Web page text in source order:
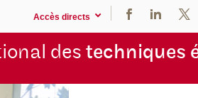
Accès directs
des techniques